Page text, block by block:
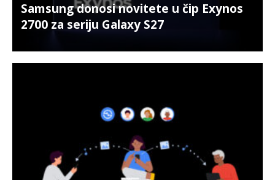
Samsung donosi novitete u čip Exynos
2700 za seriju Galaxy S27